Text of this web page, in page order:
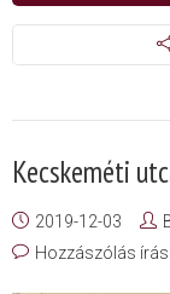
Kecskeméti
2019-12-03
Hozzászólás